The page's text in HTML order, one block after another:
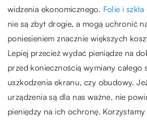
widzenia ekonomicznego. Folie i
nie są zbyt drogie, a mogą uchronić
poniesieniem znacznie większych
Lepiej przecież wydać pieniądze na
przed koniecznością wymiany całego
uszkodzenia ekranu, czy obudowy.
urządzenia są dla nas ważne, nie
pieniędzy na ich ochronę.